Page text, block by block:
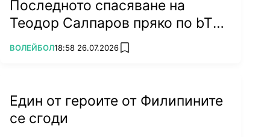
Последното спасяване на
Теодор Салпаров пряко по bTV
на 5 септември (ВИДЕО)
ПОВЕЧЕ ОТ
ВОЛЕЙБОЛ18:58 26.07.2026 add favorites
Един от героите от Филипините
се сгоди